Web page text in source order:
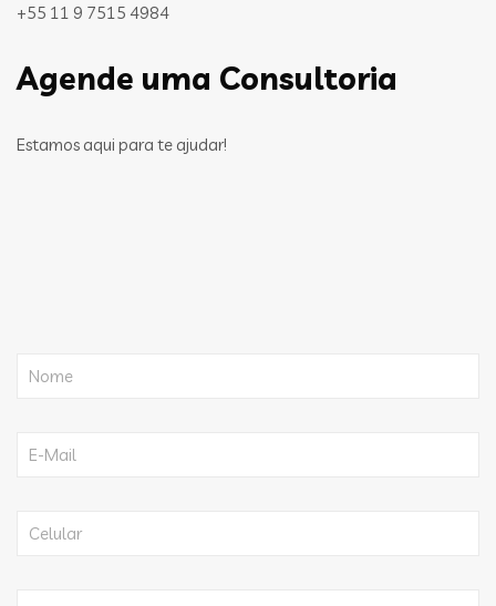
+55 11 9 7515 4984
Agende uma Consultoria
Estamos aqui para te ajudar!